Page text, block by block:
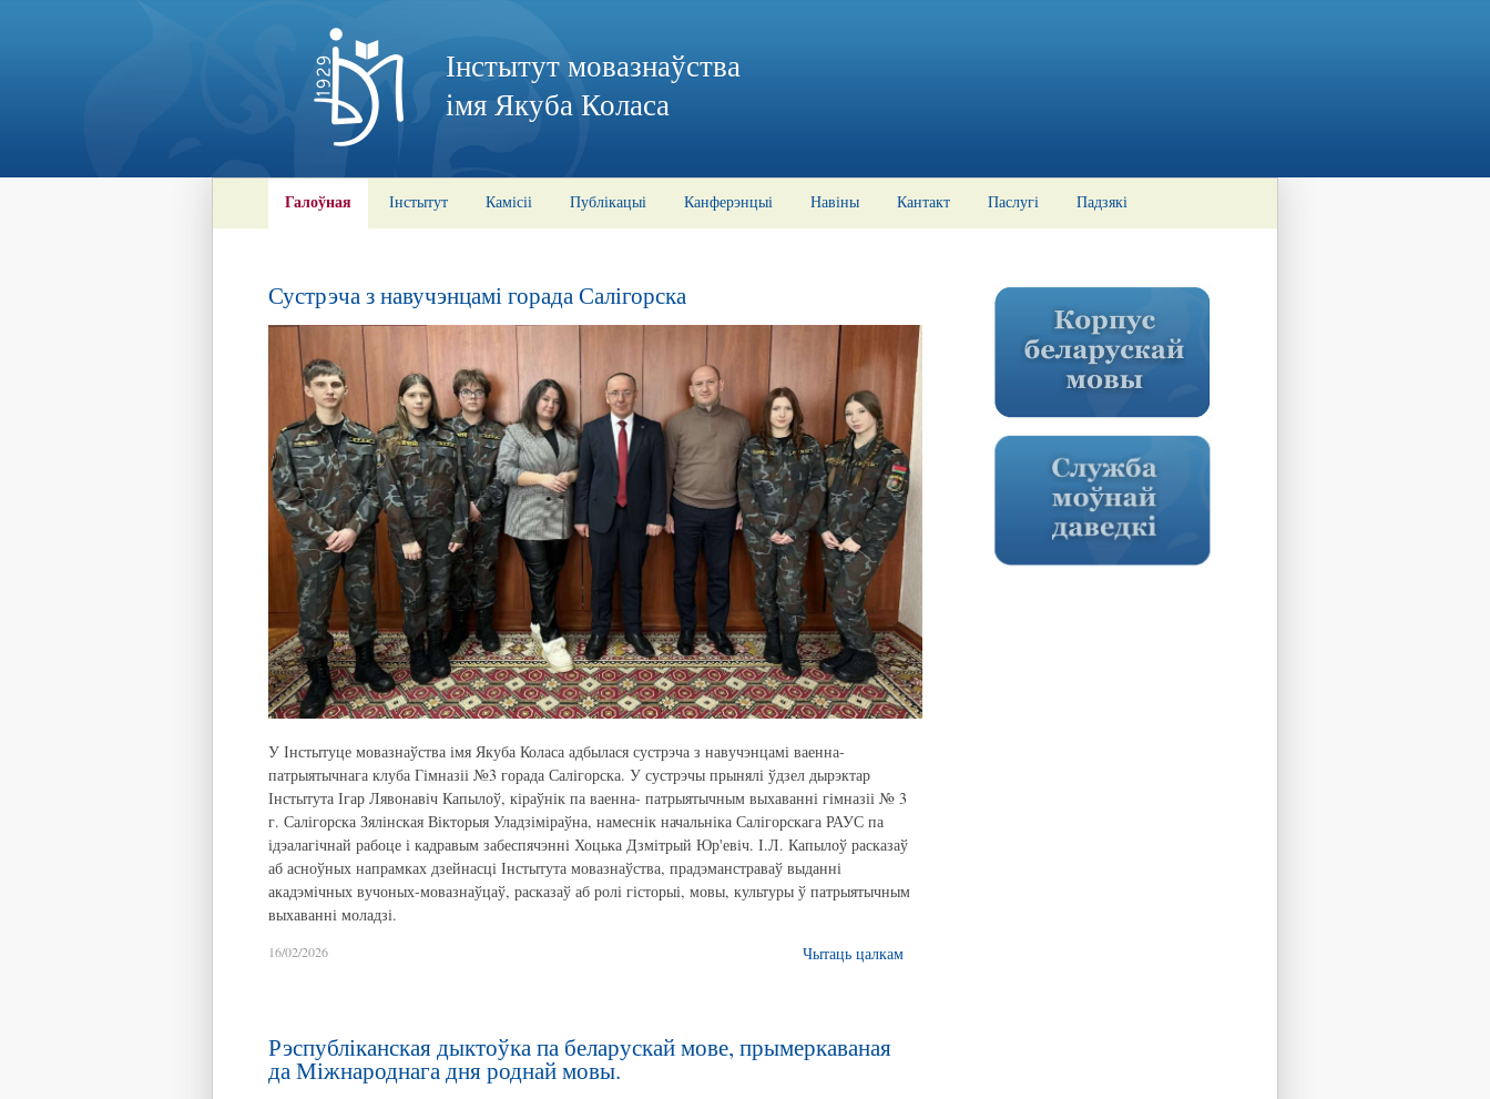
Інстытут мовазнаўства
імя Якуба Коласа
Галоўная Інстытут Камісіі Публікацыі Канферэнцыі Навіны Кантакт Паслугі Падзякі
Сустрэча з навучэнцамі горада Салігорска
У Інстытуце мовазнаўства імя Якуба Коласа адбылася сустрэча з навучэнцамі ваенна-
патрыятычнага клуба Гімназіі №3 горада Салігорска. У сустрэчы прынялі ўдзел дырэктар
Інстытута Ігар Лявонавіч Капылоў, кіраўнік па ваенна- патрыятычным выхаванні гімназіі № 3
г. Салігорска Зялінская Вікторыя Уладзіміраўна, намеснік начальніка Салігорскага РАУС па
ідэалагічнай рабоце і кадравым забеспячэнні Хоцька Дзмітрый Юр'евіч. І.Л. Капылоў расказаў
аб асноўных напрамках дзейнасці Інстытута мовазнаўства, прадэманстраваў выданні
акадэмічных вучоных-мовазнаўцаў, расказаў аб ролі гісторыі, мовы, культуры ў патрыятычным
выхаванні моладзі.
16/02/2026 Чытаць цалкам
Рэспубліканская дыктоўка па беларускай мове, прымеркаваная
да Міжнароднага дня роднай мовы.